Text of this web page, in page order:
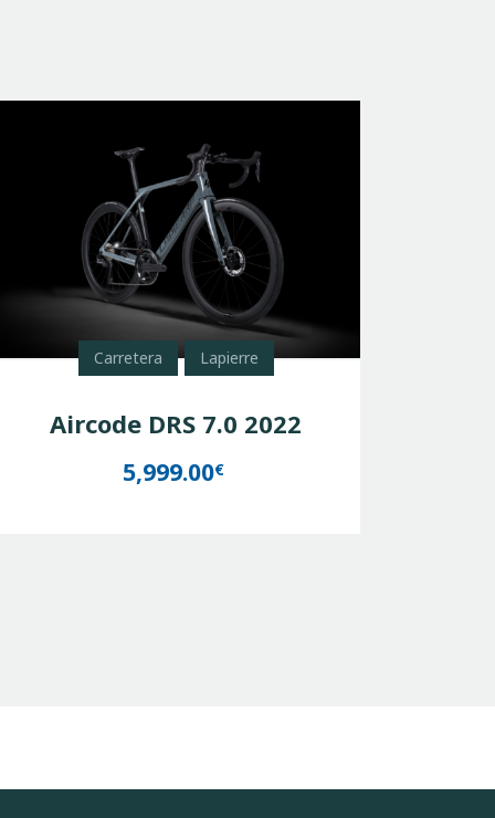
Carretera Lapierre
Aircode DRS 7.0 2022
5,999.00€